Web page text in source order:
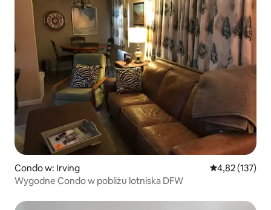
Condo w: Irving Średnia
4,82 (137)
Wygodne Condo w pobliżu lotniska DFW